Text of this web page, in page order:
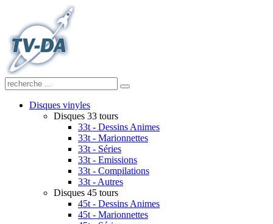
Disques vinyles
Disques 33 tours
33t - Dessins Animes
33t - Marionnettes
33t - Séries
33t - Emissions
33t - Compilations
33t - Autres
Disques 45 tours
45t - Dessins Animes
45t - Marionnettes